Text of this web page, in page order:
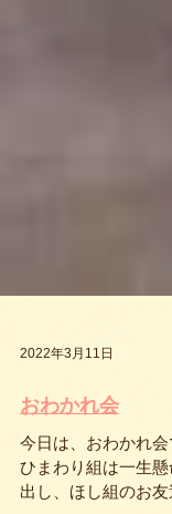
2022年3月11日
おわかれ会